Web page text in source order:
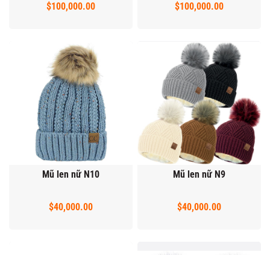
$100,000.00 $100,000.00
Mũ len nữ N10
$40,000.00
Mũ len nữ N9
$40,000.00